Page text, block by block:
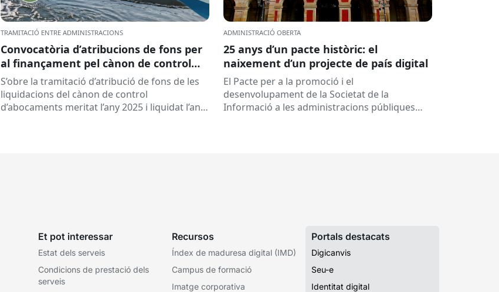
TRAMITACIÓ ENTRE ADMINISTRACIONS
Convocatòria d’atribucions de fons per
al finançament pel cànon de control
d’abocaments meritat l’any 2025 i
liquidat l’any 2026
S’obre la tramitació d’atribució de fons de les
liquidacions del cànon de control
d’abocaments meritat l’any 2025 i liquidat l’any
ADMINISTRACIÓ OBERTA
25 anys d’un pacte històric: el
naixement d’un projecte de país digital
El Pacte per a la promoció i el
desenvolupament de la Societat de la
Informació a les administracions públiques
Et pot interessar
Estat dels serveis
Condicions de prestació dels
serveis
Recursos
Índex de maduresa digital (IMD)
Campus de formació
Imatge corporativa
Portals destacats
Digicanvis
Seu-e
Identitat digital